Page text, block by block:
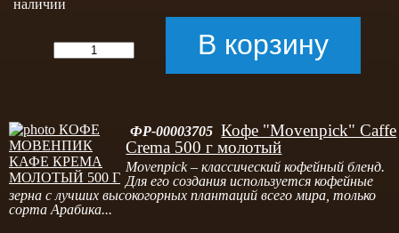
ФР-00003705 Кофе "Movenpick" Caffe
Crema 500 г молотый
Movenpick – классический кофейный бленд.
Для его создания используется кофейные
зерна с лучших высокогорных плантаций всего мира, только
сорта Арабика...